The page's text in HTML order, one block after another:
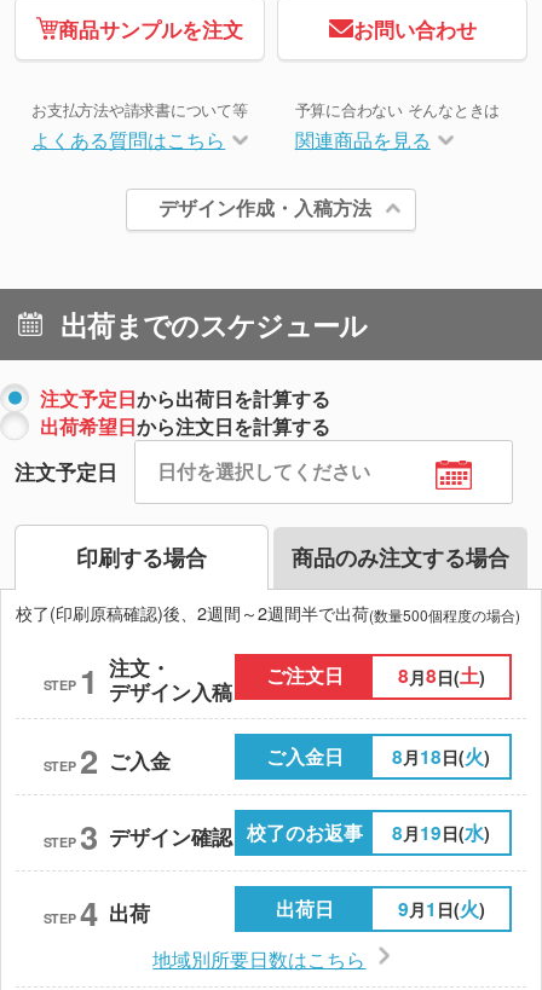
商品サンプルを注文 お問い合わせ
お支払方法や請求書について等
よくある質問はこちら
予算に合わない そんなときは
関連商品を見る
デザイン作成・入稿方法
出荷までのスケジュール
注文予定日から出荷日を計算する
出荷希望日から注文日を計算する
注文予定日
印刷する場合 商品のみ注文する場合
校了(印刷原稿確認)後、2週間～2週間半で出荷(数量500個程度の場合)
STEP 1 注文・
デザイン入稿
ご注文日 8 月8日(土)
STEP 2 ご入金 ご入金日 8月18日(火)
STEP 3 デザイン確認 校了のお返事 8月19日(水)
STEP 4 出荷 出荷日 9月1 日(火)
地域別所要日数はこちら